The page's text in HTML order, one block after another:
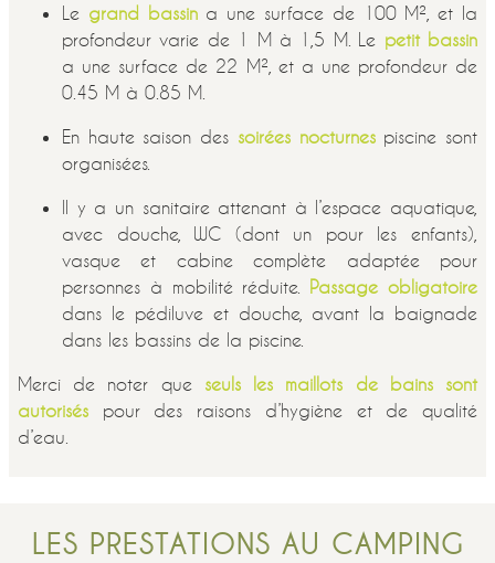
Le grand bassina une surface de 100 M², et la
profondeur varie de 1 M à 1,5 M. Le petit bassin
a une surface de 22 M², et a une profondeur de
0.45 M à 0.85 M.
En haute saison des soirées nocturnespiscine sont
organisées.
Il y a un sanitaire attenant à l’espace aquatique,
avec douche, WC (dont un pour les enfants),
vasque et cabine complète adaptée pour
personnes à mobilité réduite. Passage obligatoire
dans le pédiluve et douche, avant la baignade
dans les bassins de la piscine.
Merci de noter que seuls les maillots de bains sont
autorisés pour des raisons d’hygiène et de qualité
d’eau.
LES PRESTATIONS AU CAMPING